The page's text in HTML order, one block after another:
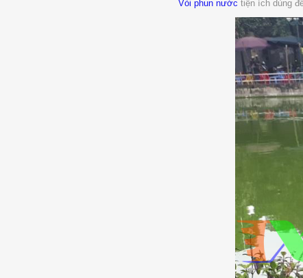
Vòi phun nướctiện ích dùng